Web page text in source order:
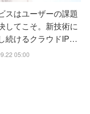
スはユーザーの課題
してこそ。新技術に
続けるクラウドIP…
05:00